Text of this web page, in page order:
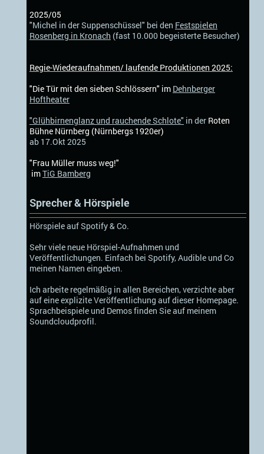
2025/05
"Michel in der Suppenschüssel" bei den Festspielen
Rosenberg in Kronach (fast 10.000 begeisterte Besucher)
Regie-Wiederaufnahmen/ laufende Produktionen 2025:
"Die Tür mit den sieben Schlössern" im Dehnberger
Hoftheater
"Glühbirnenglanz und rauchende Schlote" in der Roten
Bühne Nürnberg (Nürnbergs 1920er)
ab 17.Okt 2025
"Frau Müller muss weg!"
imTiG Bamberg
Sprecher & Hörspiele
Hörspiele auf Spotify & Co.
Sehr viele neue Hörspiel-Aufnahmen und
Veröffentlichungen. Einfach bei Spotify, Audible und Co
meinen Namen eingeben.
Ich arbeite regelmäßig in allen Bereichen, verzichte aber
auf eine explizite Veröffentlichung auf dieser Homepage.
Sprachbeispiele und Demos finden Sie auf meinem
Soundcloudprofil.